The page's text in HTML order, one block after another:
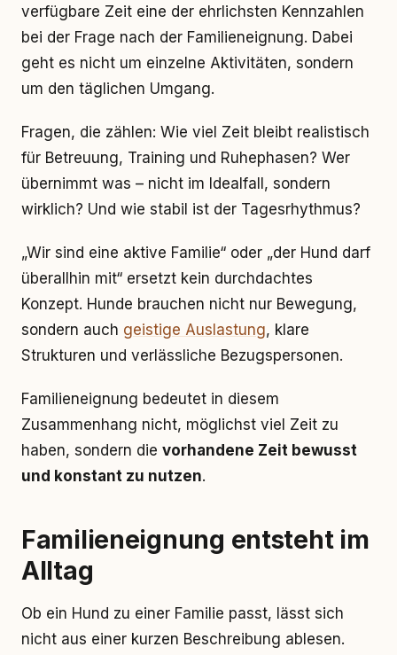
verfügbare Zeit eine der ehrlichsten Kennzahlen
bei der Frage nach der Familieneignung. Dabei
geht es nicht um einzelne Aktivitäten, sondern
um den täglichen Umgang.
Fragen, die zählen: Wie viel Zeit bleibt realistisch
für Betreuung, Training und Ruhephasen? Wer
übernimmt was – nicht im Idealfall, sondern
wirklich? Und wie stabil ist der Tagesrhythmus?
„Wir sind eine aktive Familie“ oder „der Hund darf
überallhin mit“ ersetzt kein durchdachtes
Konzept. Hunde brauchen nicht nur Bewegung,
sondern auch geistige Auslastung, klare
Strukturen und verlässliche Bezugspersonen.
Familieneignung bedeutet in diesem
Zusammenhang nicht, möglichst viel Zeit zu
haben, sondern die vorhandene Zeit bewusst
und konstant zu nutzen.
Familieneignung entsteht im
Alltag
Ob ein Hund zu einer Familie passt, lässt sich
nicht aus einer kurzen Beschreibung ablesen.